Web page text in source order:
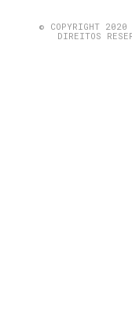
© COPYRIGHT
DIREITOS